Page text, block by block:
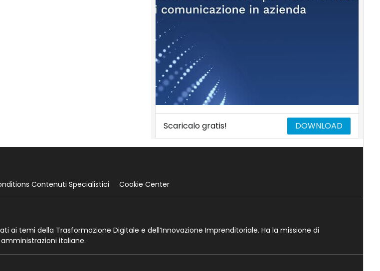
Scaricalo gratis! DOWNLOAD
Contenuti Specialistici Cookie Center
ai temi della Trasformazione Digitale e dell’Innovazione Imprenditoriale. Ha la missione di
italiane.